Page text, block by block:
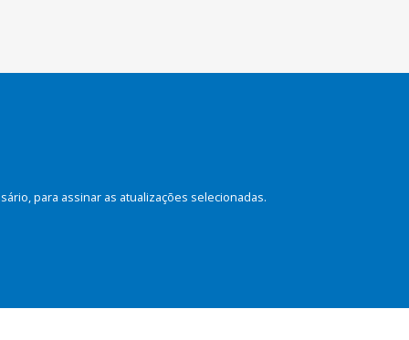
para assinar as atualizações selecionadas.